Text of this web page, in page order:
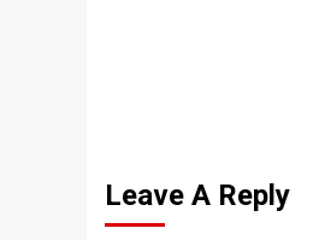
Leave A Reply